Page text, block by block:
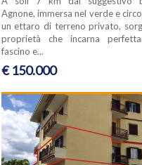
Agnone, immersa nel verde e
un ettaro di terreno privato,
proprietà che incarna
fascino e...
€ 150.000